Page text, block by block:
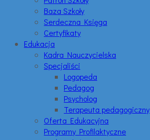
Baza Szkoły
Serdeczna Księga
Certyfikaty
Edukacja
Kadra Nauczycielska
Specjaliści
Logopeda
Pedagog
Psycholog
Terapeuta pedagogiczny
Oferta Edukacyjna
Programy Profilaktyczne